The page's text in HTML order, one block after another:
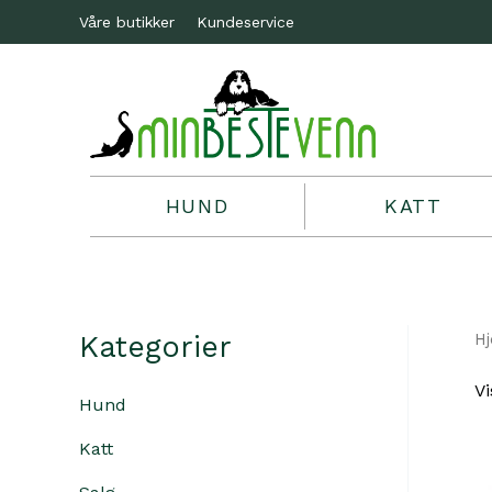
Våre butikker Kundeservice
HUND KATT
Kategorier
Hund
Katt